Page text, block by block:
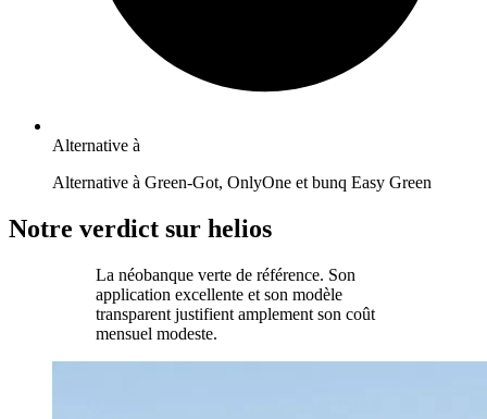
Alternative à
Alternative à Green-Got, OnlyOne et bunq Easy Green
Notre verdict sur helios
La néobanque verte de référence. Son
application excellente et son modèle
transparent justifient amplement son coût
mensuel modeste.